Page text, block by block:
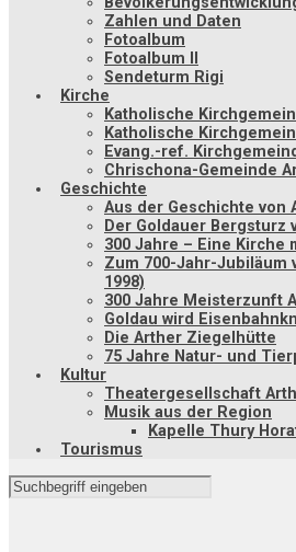
Zahlen und Daten
Fotoalbum
Fotoalbum II
Sendeturm Rigi
Kirche
Katholische
Katholische
Evang.-ref.
Chrischona-Gemeinde
Geschichte
Aus der Geschichte von
Der Goldauer Bergsturz
300 Jahre – Eine Kirche
Zum 700-Jahr-Jubiläum
1998)
300 Jahre Meisterzunft
Goldau wird
Die Arther Ziegelhütte
75 Jahre Natur- und
Kultur
Theatergesellschaft Arth
Musik aus der Region
Kapelle Thury
Tourismus